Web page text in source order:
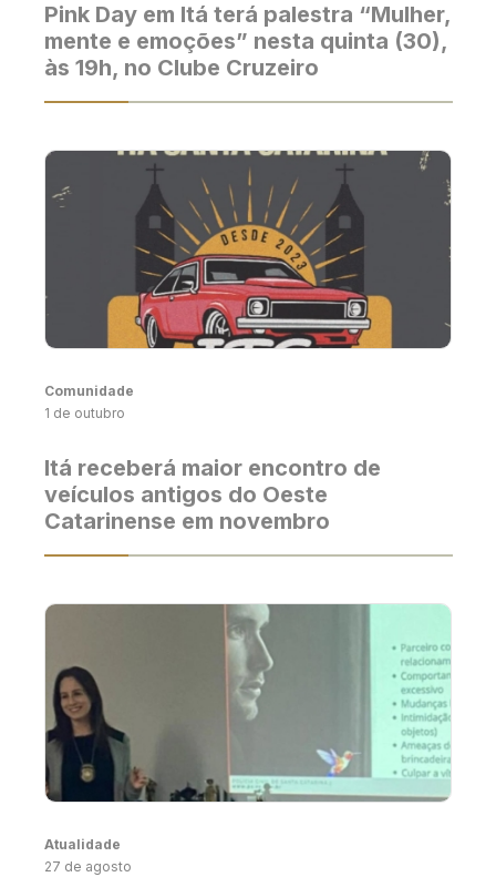
Pink Day em Itá terá palestra “Mulher,
mente e emoções” nesta quinta (30),
às 19h, no Clube Cruzeiro
Comunidade
1 de outubro
Itá receberá maior encontro de
veículos antigos do Oeste
Catarinense em novembro
Atualidade
27 de agosto